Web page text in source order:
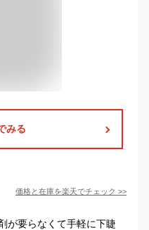
みる
価格と在庫を楽天でチェック >>
が要らなくて手軽に下睫